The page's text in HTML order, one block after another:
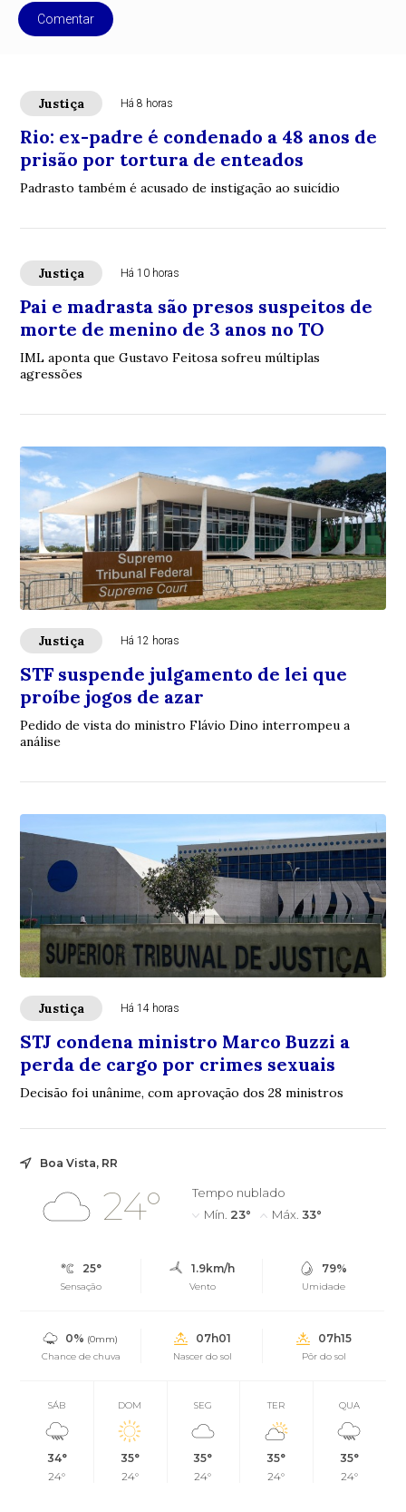
Comentar
Justiça Há 8 horas
Rio: ex-padre é condenado a 48 anos de
prisão por tortura de enteados
Padrasto também é acusado de instigação ao suicídio
Justiça Há 10 horas
Pai e madrasta são presos suspeitos de
morte de menino de 3 anos no TO
IML aponta que Gustavo Feitosa sofreu múltiplas
agressões
Justiça Há 12 horas
STF suspende julgamento de lei que
proíbe jogos de azar
Pedido de vista do ministro Flávio Dino interrompeu a
análise
Justiça Há 14 horas
STJ condena ministro Marco Buzzi a
perda de cargo por crimes sexuais
Decisão foi unânime, com aprovação dos 28 ministros
Boa Vista, RR
24°
Tempo nublado
Mín. 23° Máx. 33°
25°
Sensação
1.9km/h
Vento
79%
Umidade
0% (0mm)
Chance de chuva
07h01
Nascer do sol
07h15
Pôr do sol
SÁB
34°
24°
DOM
35°
24°
SEG
35°
24°
TER
35°
24°
QUA
35°
24°